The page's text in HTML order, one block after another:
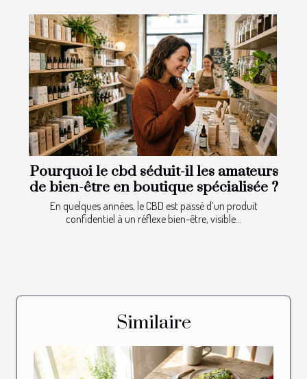
Pourquoi le cbd séduit-il les amateurs
de bien-être en boutique spécialisée ?
En quelques années, le CBD est passé d’un produit
confidentiel à un réflexe bien-être, visible...
Similaire